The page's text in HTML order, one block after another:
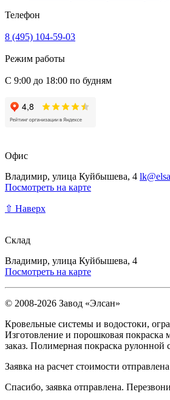
Телефон
8 (495) 104-59-03
Режим работы
С 9:00 до 18:00 по будням
Офис
Владимир, улица Куйбышева, 4
Посмотреть на карте
⇧ Наверх
Склад
Владимир, улица Куйбышева, 4
Посмотреть на карте
© 2008-2026 Завод «Элсан»
Кровельные системы и водостоки,
Изготовление и порошковая покраска
заказ. Полимерная покраска рулонной
Заявка на расчет стоимости отправлена
Спасибо, заявка отправлена.